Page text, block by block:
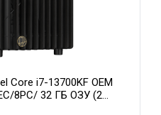
Core i7-13700KF OEM
8PC/ 32 ГБ ОЗУ (2
GDDR6X 384-Bit 3xDP